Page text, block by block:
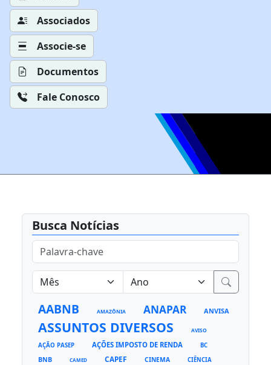
Associados
Associe-se
Documentos
Fale Conosco
Busca Notícias
AABNB AMAZÔNIA ANAPAR ANVISA
ASSUNTOS DIVERSOS AVISO
AÇÃO PASEP AÇÕES IMPOSTO DE RENDA BC
BNB CAMED CAPEF CINEMA CIÊNCIA